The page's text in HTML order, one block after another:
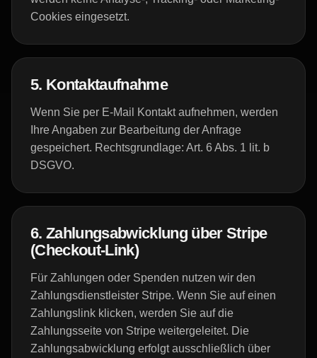
Cookies eingesetzt.
5. Kontaktaufnahme
Wenn Sie per E-Mail Kontakt aufnehmen, werden
Ihre Angaben zur Bearbeitung der Anfrage
gespeichert. Rechtsgrundlage: Art. 6 Abs. 1 lit. b
DSGVO.
6. Zahlungsabwicklung über Stripe
(Checkout-Link)
Für Zahlungen oder Spenden nutzen wir den
Zahlungsdienstleister Stripe. Wenn Sie auf einen
Zahlungslink klicken, werden Sie auf die
Zahlungsseite von Stripe weitergeleitet. Die
Zahlungsabwicklung erfolgt ausschließlich über